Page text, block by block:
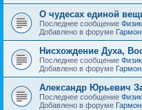
О чудесах единой
Последнее сообщение Физик
Добавлено в форуме
Нисхождение Духа,
Последнее сообщение Физик
Добавлено в форуме
Александр Юрьевич
Последнее сообщение Физик
Добавлено в форуме